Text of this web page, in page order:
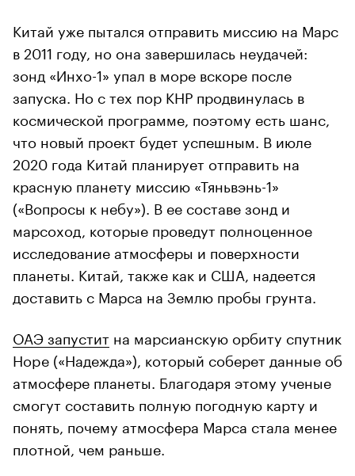
Китай уже пытался отправить миссию на Марс
в 2011 году, но она завершилась неудачей:
зонд «Инхо-1» упал в море вскоре после
запуска. Но с тех пор КНР продвинулась в
космической программе, поэтому есть шанс,
что новый проект будет успешным. В июле
2020 года Китай планирует отправить на
красную планету миссию «Тяньвэнь-1»
(«Вопросы к небу»). В ее составе зонд и
марсоход, которые проведут полноценное
исследование атмосферы и поверхности
планеты. Китай, также как и США, надеется
доставить с Марса на Землю пробы грунта.
ОАЭ запустит на марсианскую орбиту спутник
Hope («Надежда»), который соберет данные об
атмосфере планеты. Благодаря этому ученые
смогут составить полную погодную карту и
понять, почему атмосфера Марса стала менее
плотной, чем раньше.